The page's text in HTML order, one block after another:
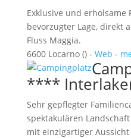
Exklusive und
bevorzugter Lage, direkt
Fluss Maggia.
6600 Locarno () - Web -
****
Sehr gepflegter
spektakulären
mit einzigartiger